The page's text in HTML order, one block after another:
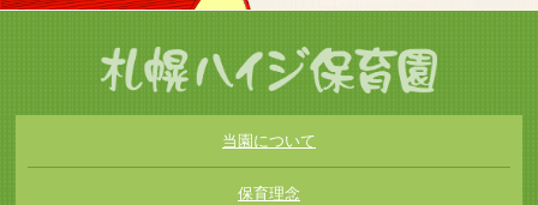
当園について
保育理念